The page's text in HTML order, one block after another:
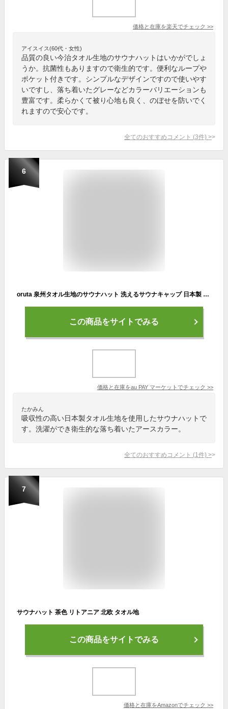
価格と在庫を楽天でチェック >>
アイスイス(60代・女性)
品質の良い今治タオル生地のサウナハットはいかがでしょ
うか。抗菌性もありますので衛生的です。便利なループや
ポケット付きです。シンプルなデザインですので使いやす
いですし、落ち着いたグレーなどカラーバリエーションも
豊富です。柔らかくて被り心地も良く、のぼせを防いでく
れますので安心です。
全てのおすすめコメント (3件) >
6
oruta 泉州タオル生地のサウナハット 洗えるサウナキャップ 日本製 綿100% (ネイビー)
この商品をサイトでみる
価格と在庫をau PAY マーケット でチェック >>
たかみん
吸収性の高い日本製タオル生地を使用したサウナハットで
す。洗濯ができ衛生的な落ち着いたアースカラー。
全てのおすすめコメント (1 件) >
7
サウナハット 茶色 リトアニア 北欧 タオル地
この商品をサイトでみる
価格と在庫をAmazonでチェック >>